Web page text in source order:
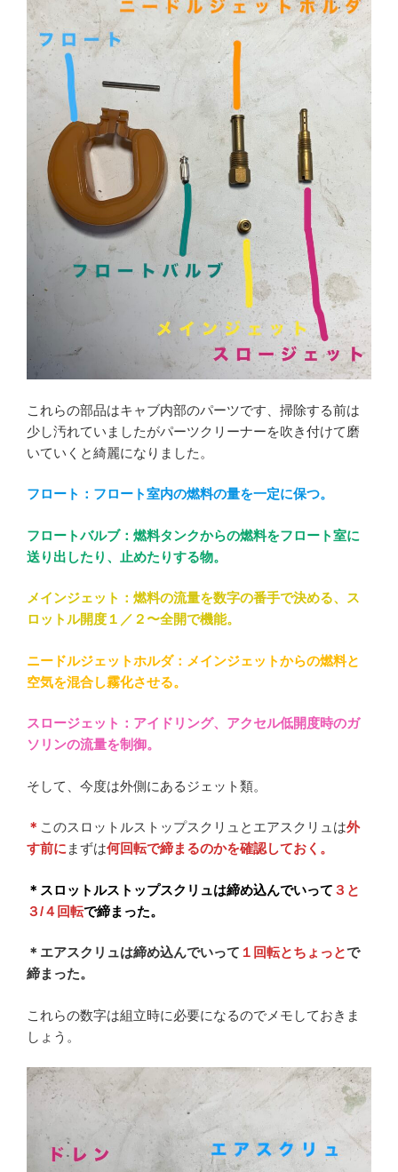
これらの部品はキャブ内部のパーツです、掃除する前は
少し汚れていましたがパーツクリーナーを吹き付けて磨
いていくと綺麗になりました。
フロート：フロート室内の燃料の量を一定に保つ。
フロートバルブ：燃料タンクからの燃料をフロート室に
送り出したり、止めたりする物。
メインジェット：燃料の流量を数字の番手で決める、ス
ロットル開度１／２〜全開で機能。
ニードルジェットホルダ：メインジェットからの燃料と
空気を混合し霧化させる。
スロージェット：アイドリング、アクセル低開度時のガ
ソリンの流量を制御。
そして、今度は外側にあるジェット類。
＊ このスロットルストップスクリュとエアスクリュは外
す前に まずは何回転で締まるのかを確認しておく。
＊スロットルストップスクリュは締め込んでいって ３と
３/４回転で締まった。
＊エアスクリュは締め込んでいって １回転とちょっとで
締まった。
これらの数字は組立時に必要になるのでメモしておきま
しょう。